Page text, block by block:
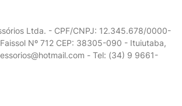
Ltda. - CPF/CNPJ: 12.345.678/0000-
Nº 712 CEP: 38305-090 - Ituiutaba,
- Tel: (34) 9 9661-